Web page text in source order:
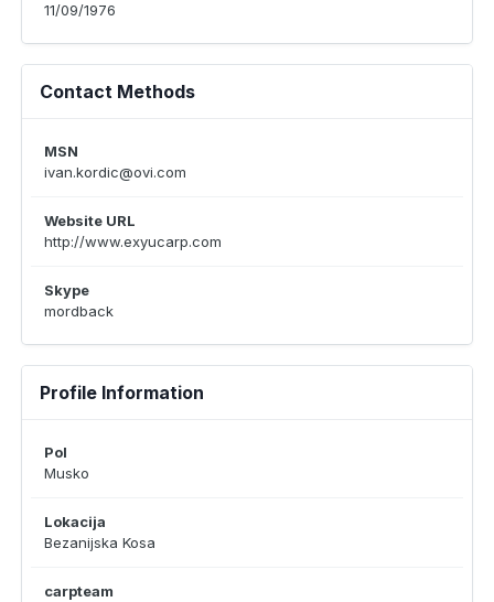
11/09/1976
Contact Methods
MSN
ivan.kordic@ovi.com
Website URL
http://www.exyucarp.com
Skype
mordback
Profile Information
Pol
Musko
Lokacija
Bezanijska Kosa
carpteam